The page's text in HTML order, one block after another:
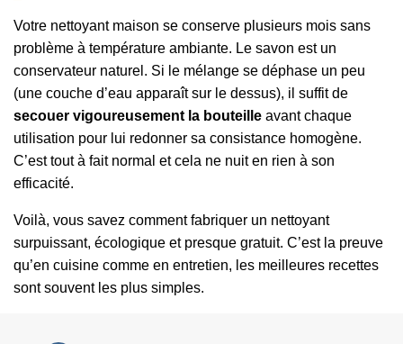
Votre nettoyant maison se conserve plusieurs mois sans
problème à température ambiante. Le savon est un
conservateur naturel. Si le mélange se déphase un peu
(une couche d’eau apparaît sur le dessus), il suffit de
secouer vigoureusement la bouteille avant chaque
utilisation pour lui redonner sa consistance homogène.
C’est tout à fait normal et cela ne nuit en rien à son
efficacité.
Voilà, vous savez comment fabriquer un nettoyant
surpuissant, écologique et presque gratuit. C’est la preuve
qu’en cuisine comme en entretien, les meilleures recettes
sont souvent les plus simples.